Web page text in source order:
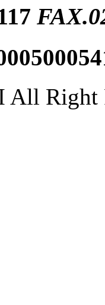
Right